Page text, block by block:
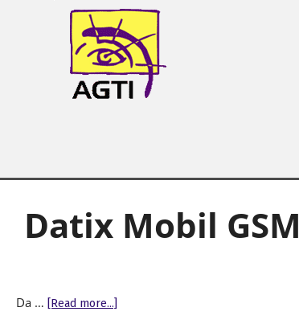
AGTI
Datix Mobil GSM
Da … [Read more...]